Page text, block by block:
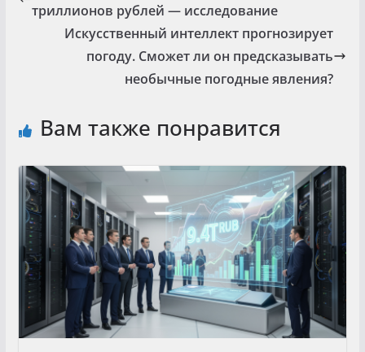
триллионов рублей — исследование
Искусственный интеллект прогнозирует
погоду. Сможет ли он предсказывать
необычные погодные явления?
Вам также понравится